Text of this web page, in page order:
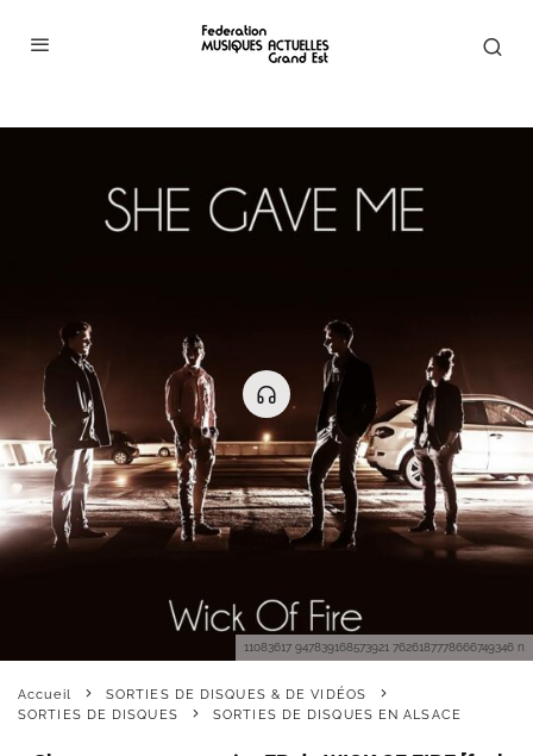
11083617 947839168573921 7626187778666749346 n
Accueil
SORTIES DE DISQUES & DE VIDÉOS
SORTIES DE DISQUES
SORTIES DE DISQUES EN ALSACE